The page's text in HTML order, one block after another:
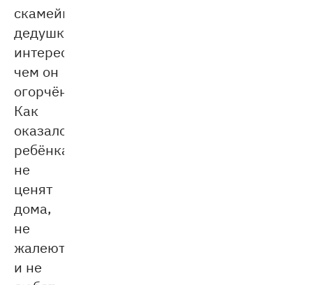
скамейку,
дедушка
интересуется,
чем он
огорчён.
Как
оказалось,
ребёнка
не
ценят
дома,
не
жалеют
и не